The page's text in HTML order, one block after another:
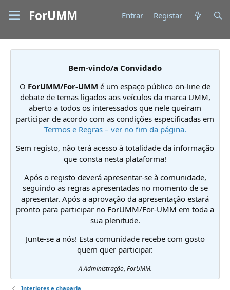
ForUMM Entrar Registar
Bem-vindo/a Convidado
O ForUMM/For-UMM é um espaço público on-line de
debate de temas ligados aos veículos da marca UMM,
aberto a todos os interessados que nele queiram
participar de acordo com as condições especificadas em
Termos e Regras – ver no fim da página.
Sem registo, não terá acesso à totalidade da informação
que consta nesta plataforma!
Após o registo deverá apresentar-se à comunidade,
seguindo as regras apresentadas no momento de se
apresentar. Após a aprovação da apresentação estará
pronto para participar no ForUMM/For-UMM em toda a
sua plenitude.
Junte-se a nós! Esta comunidade recebe com gosto
quem quer participar.
A Administração, ForUMM.
Interiores e chaparia